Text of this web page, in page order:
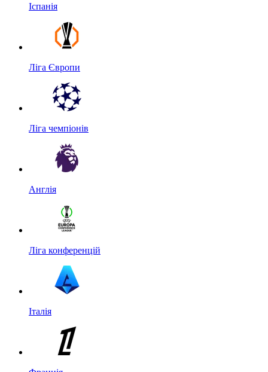
Іспанія
Ліга Європи
Ліга чемпіонів
Англія
Ліга конференцій
Італія